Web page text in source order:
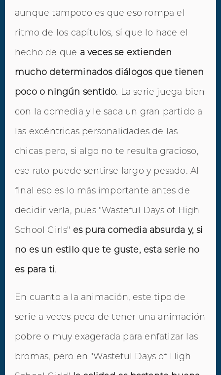
aunque tampoco es que eso rompa el
ritmo de los capítulos, sí que lo hace el
hecho de que a veces se extienden
mucho determinados diálogos que tienen
poco o ningún sentido. La serie juega bien
con la comedia y le saca un gran partido a
las excéntricas personalidades de las
chicas pero, si algo no te resulta gracioso,
ese rato puede sentirse largo y pesado. Al
final eso es lo más importante antes de
decidir verla, pues "Wasteful Days of High
School Girls" es pura comedia absurda y, si
no es un estilo que te guste, esta serie no
es para ti.
En cuanto a la animación, este tipo de
serie a veces peca de tener una animación
pobre o muy exagerada para enfatizar las
bromas, pero en "Wasteful Days of High